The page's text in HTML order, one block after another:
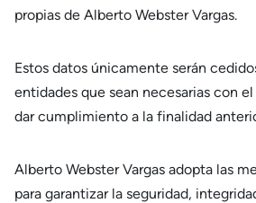
propias de Alberto Webster Vargas.
Estos datos únicamente serán
entidades que sean necesarias con
dar cumplimiento a la finalidad
Alberto Webster Vargas adopta las
para garantizar la seguridad,